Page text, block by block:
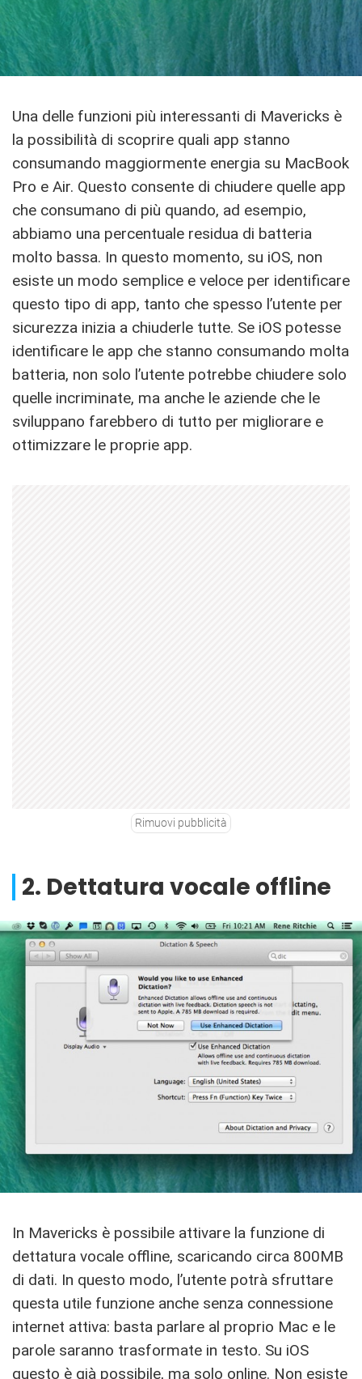
Una delle funzioni più interessanti di Mavericks è
la possibilità di scoprire quali app stanno
consumando maggiormente energia su MacBook
Pro e Air. Questo consente di chiudere quelle app
che consumano di più quando, ad esempio,
abbiamo una percentuale residua di batteria
molto bassa. In questo momento, su iOS, non
esiste un modo semplice e veloce per identificare
questo tipo di app, tanto che spesso l’utente per
sicurezza inizia a chiuderle tutte. Se iOS potesse
identificare le app che stanno consumando molta
batteria, non solo l’utente potrebbe chiudere solo
quelle incriminate, ma anche le aziende che le
sviluppano farebbero di tutto per migliorare e
ottimizzare le proprie app.
Rimuovi pubblicità
2. Dettatura vocale offline
In Mavericks è possibile attivare la funzione di
dettatura vocale offline, scaricando circa 800MB
di dati. In questo modo, l’utente potrà sfruttare
questa utile funzione anche senza connessione
internet attiva: basta parlare al proprio Mac e le
parole saranno trasformate in testo. Su iOS
questo è già possibile, ma solo online. Non esiste